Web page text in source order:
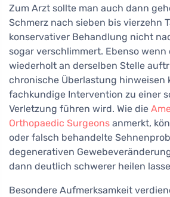
Zum Arzt sollte man auch dann
Schmerz nach sieben bis vierzehn
konservativer Behandlung nicht
sogar verschlimmert. Ebenso wenn
wiederholt an derselben Stelle
chronische Überlastung hinweisen
fachkundige Intervention zu einer
Verletzung führen wird. Wie die
Orthopaedic Surgeons anmerkt,
oder falsch behandelte
degenerativen
dann deutlich schwerer heilen
Besondere Aufmerksamkeit